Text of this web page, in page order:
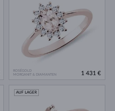
ROSÉGOLD
MORGANIT & DIAMANTEN
1 431 €
AUF LAGER